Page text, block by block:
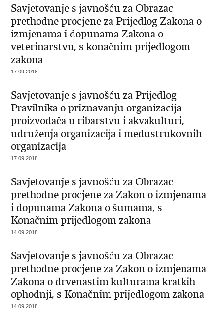
Savjetovanje s javnošću za Obrazac
prethodne procjene za Prijedlog Zakona o
izmjenama i dopunama Zakona o
veterinarstvu, s konačnim prijedlogom
zakona
17.09.2018.
Savjetovanje s javnošću za Prijedlog
Pravilnika o priznavanju organizacija
proizvođača u ribarstvu i akvakulturi,
udruženja organizacija i međustrukovnih
organizacija
17.09.2018.
Savjetovanje s javnošću za Obrazac
prethodne procjene za Zakon o izmjenama
i dopunama Zakona o šumama, s
Konačnim prijedlogom zakona
14.09.2018.
Savjetovanje s javnošću za Obrazac
prethodne procjene za Zakon o izmjenama
Zakona o drvenastim kulturama kratkih
ophodnji, s Konačnim prijedlogom zakona
14.09.2018.